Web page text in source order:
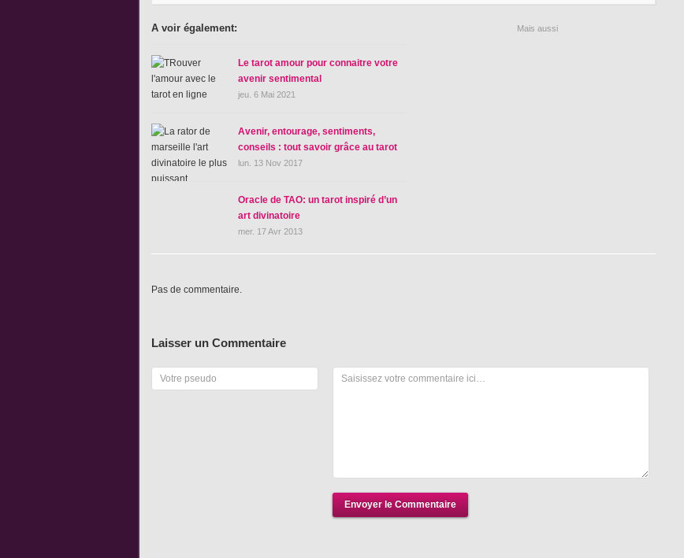
A voir également:
Le tarot amour pour connaitre votre
avenir sentimental
jeu. 6 Mai 2021
Avenir, entourage, sentiments,
conseils : tout savoir grâce au tarot
lun. 13 Nov 2017
Oracle de TAO: un tarot inspiré d’un
art divinatoire
mer. 17 Avr 2013
Mais aussi
Pas de commentaire.
Laisser un Commentaire
Envoyer le Commentaire